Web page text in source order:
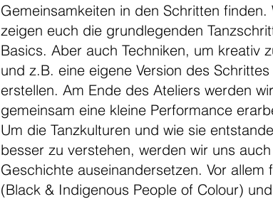
Gemeinsamkeiten in den Schritten finden.
zeigen euch die grundlegenden
Basics. Aber auch Techniken, um kreativ
und z.B. eine eigene Version des Schrittes
erstellen. Am Ende des Ateliers werden wir
gemeinsam eine kleine Performance
Um die Tanzkulturen und wie sie
besser zu verstehen, werden wir uns
Geschichte auseinandersetzen. Vor allem
(Black & Indigenous People of Colour)